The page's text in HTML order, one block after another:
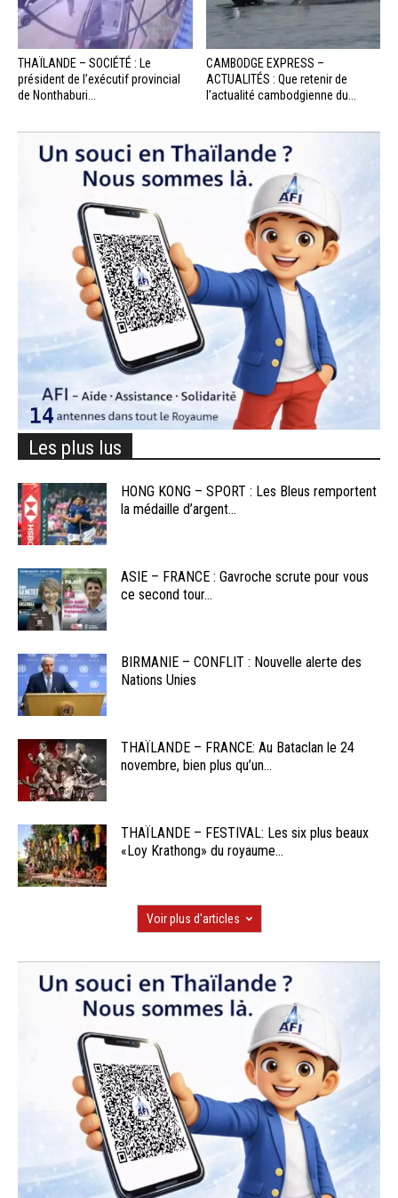
THAÏLANDE – SOCIÉTÉ : Le
président de l’exécutif provincial
de Nonthaburi...
CAMBODGE EXPRESS –
ACTUALITÉS : Que retenir de
l’actualité cambodgienne du...
Les plus lus
HONG KONG – SPORT : Les Bleus remportent
la médaille d’argent...
ASIE – FRANCE : Gavroche scrute pour vous
ce second tour...
BIRMANIE – CONFLIT : Nouvelle alerte des
Nations Unies
THAÏLANDE – FRANCE: Au Bataclan le 24
novembre, bien plus qu’un...
THAÏLANDE – FESTIVAL: Les six plus beaux
«Loy Krathong» du royaume...
Voir plus d'articles